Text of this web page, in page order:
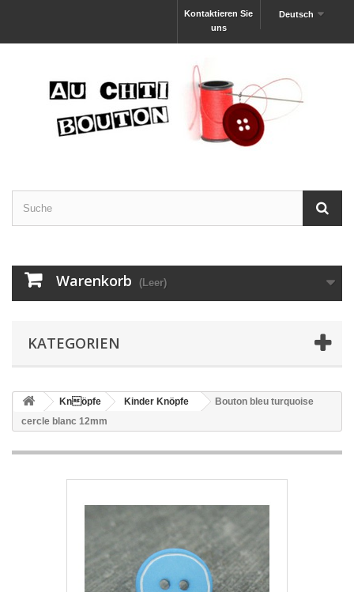
Deutsch
Kontaktieren Sie
uns
Warenkorb (Leer)
KATEGORIEN
Knöpfe Kinder Knöpfe
Bouton bleu turquoise
cercle blanc 12mm